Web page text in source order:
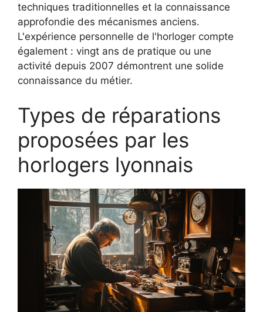
techniques traditionnelles et la connaissance
approfondie des mécanismes anciens.
L'expérience personnelle de l'horloger compte
également : vingt ans de pratique ou une
activité depuis 2007 démontrent une solide
connaissance du métier.
Types de réparations
proposées par les
horlogers lyonnais